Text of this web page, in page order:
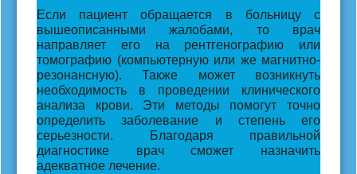
Если пациент обращается в больницу с
вышеописанными жалобами, то врач
направляет его на рентгенографию или
томографию (компьютерную или же магнитно-
резонансную). Также может возникнуть
необходимость в проведении клинического
анализа крови. Эти методы помогут точно
определить заболевание и степень его
серьезности. Благодаря правильной
диагностике врач сможет назначить
адекватное лечение.